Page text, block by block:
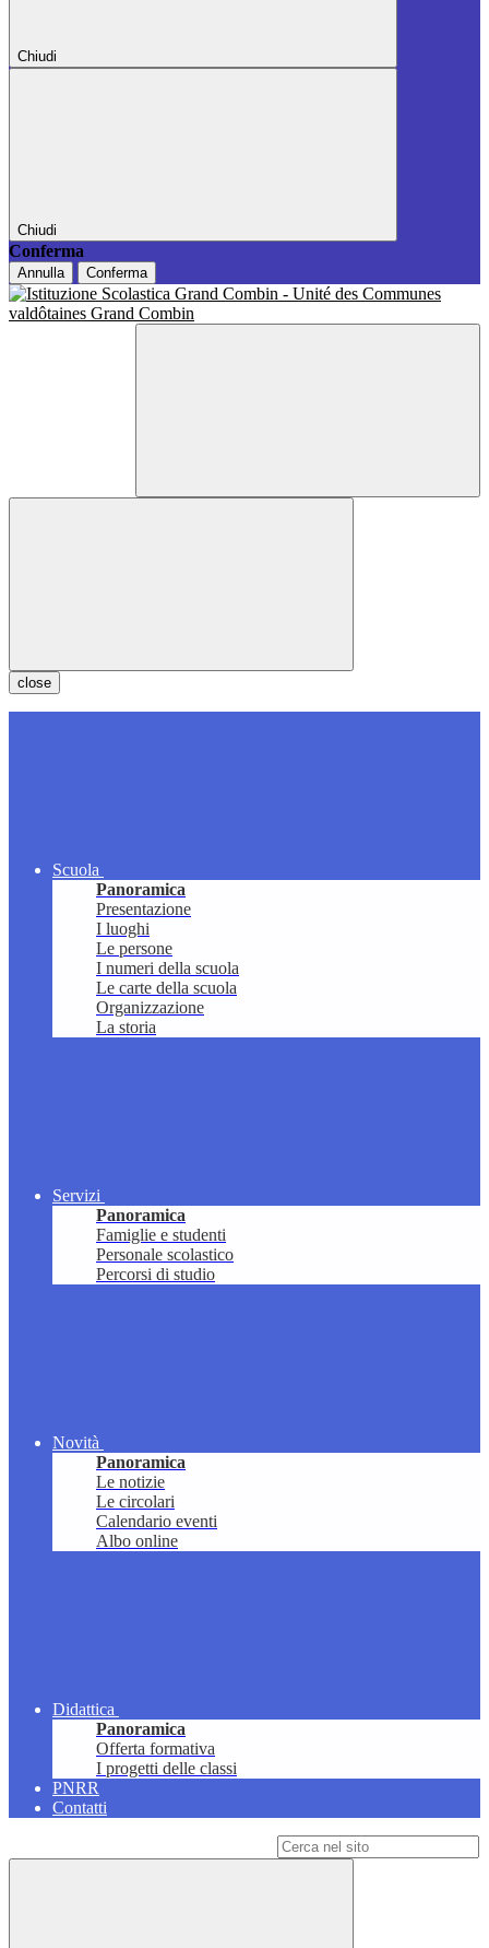
Chiudi
Chiudi
Conferma
Annulla Conferma
close
Scuola
Panoramica
Presentazione
I luoghi
Le persone
I numeri della scuola
Le carte della scuola
Organizzazione
La storia
Servizi
Panoramica
Famiglie e studenti
Personale scolastico
Percorsi di studio
Novità
Panoramica
Le notizie
Le circolari
Calendario eventi
Albo online
Didattica
Panoramica
Offerta formativa
I progetti delle classi
PNRR
Contatti